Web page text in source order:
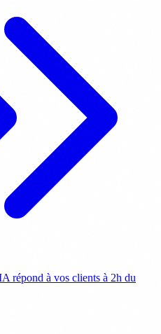
répond à vos clients à 2h du